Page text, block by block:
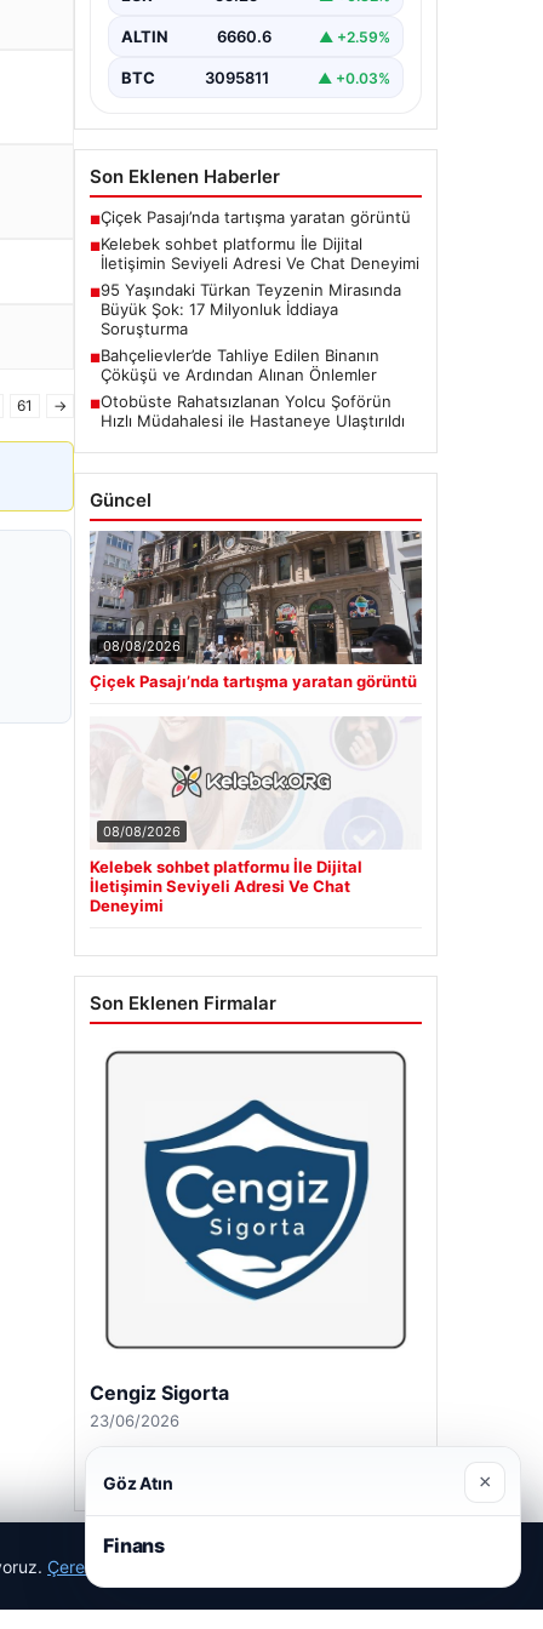
61 →
kaliteli bir biçimde irtibat kurması
Günümüzde pek…
ALTIN 6660.6 ▲ +2.59%
BTC 3095811 ▲ +0.03%
Son Eklenen Haberler
■Çiçek Pasajı’nda tartışma yaratan görüntü
■Kelebek sohbet platformu İle Dijital
İletişimin Seviyeli Adresi Ve Chat Deneyimi
■95 Yaşındaki Türkan Teyzenin Mirasında
Büyük Şok: 17 Milyonluk İddiaya
Soruşturma
■Bahçelievler’de Tahliye Edilen Binanın
Çöküşü ve Ardından Alınan Önlemler
■Otobüste Rahatsızlanan Yolcu Şoförün
Hızlı Müdahalesi ile Hastaneye Ulaştırıldı
Güncel
08/08/2026
Çiçek Pasajı’nda tartışma yaratan görüntü
08/08/2026
Kelebek sohbet platformu İle Dijital
İletişimin Seviyeli Adresi Ve Chat
Deneyimi
Son Eklenen Firmalar
Cengiz Sigorta
23/06/2026
Çerez Politikamız
Göz Atın ×
Finans